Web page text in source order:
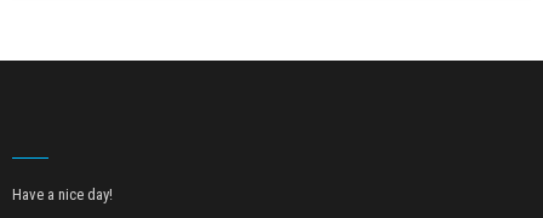
Have a nice day!